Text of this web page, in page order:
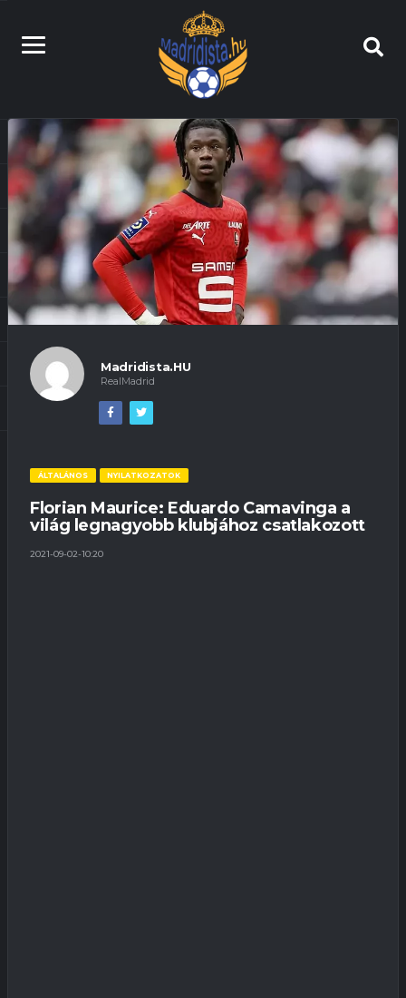
Madridista.HU
RealMadrid
ÁLTALÁNOS NYILATKOZATOK
Florian Maurice: Eduardo Camavinga a
világ legnagyobb klubjához csatlakozott
2021-09-02-10:20